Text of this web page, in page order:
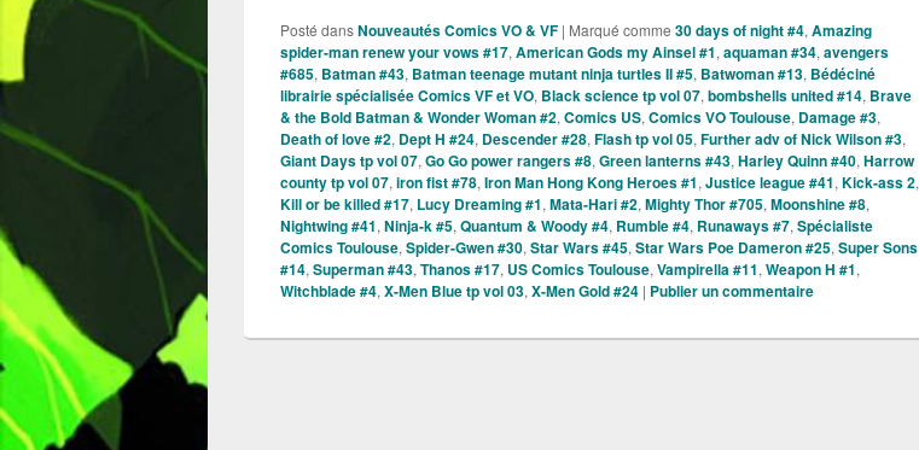
Posté dansNouveautés Comics VO & VF | Marqué comme 30 days of night #4, Amazing
spider-man renew your vows #17, American Gods my Ainsel #1, aquaman #34, avengers
#685, Batman #43, Batman teenage mutant ninja turtles II #5, Batwoman #13, Bédéciné
librairie spécialisée Comics VF et VO, Black science tp vol 07, bombshells united #14, Brave
& the Bold Batman & Wonder Woman #2, Comics US, Comics VO Toulouse, Damage #3,
Death of love #2, Dept H #24, Descender #28, Flash tp vol 05, Further adv of Nick Wilson #3,
Giant Days tp vol 07, Go Go power rangers #8, Green lanterns #43, Harley Quinn #40, Harrow
county tp vol 07, iron fist #78, Iron Man Hong Kong Heroes #1, Justice league #41, Kick-ass 2,
Kill or be killed #17, Lucy Dreaming #1, Mata-Hari #2, Mighty Thor #705, Moonshine #8,
Nightwing #41, Ninja-k #5, Quantum & Woody #4, Rumble #4, Runaways #7, Spécialiste
Comics Toulouse, Spider-Gwen #30, Star Wars #45, Star Wars Poe Dameron #25, Super Sons
#14, Superman #43, Thanos #17, US Comics Toulouse, Vampirella #11, Weapon H #1,
Witchblade #4, X-Men Blue tp vol 03, X-Men Gold #24 | Publier un commentaire